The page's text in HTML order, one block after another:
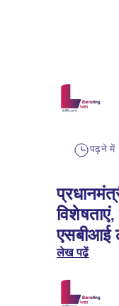
पढ़ने में
एसबीआई
लेख पढ़ें